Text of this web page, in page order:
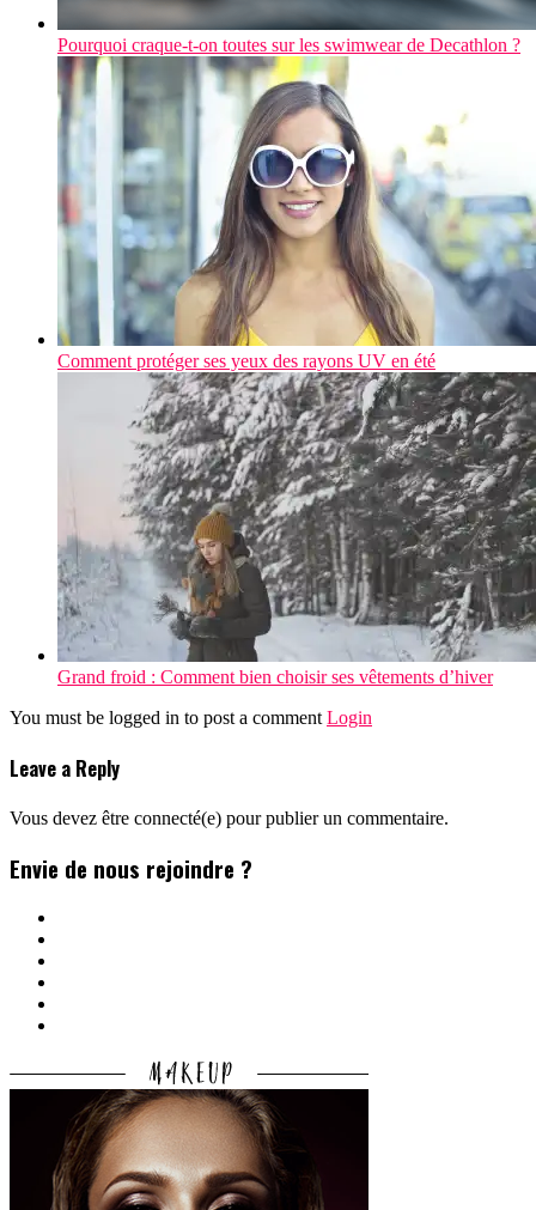
Pourquoi craque-t-on toutes sur les swimwear de Decathlon ?
Comment protéger ses yeux des rayons UV en été
Grand froid : Comment bien choisir ses vêtements d’hiver
You must be logged in to post a comment Login
Leave a Reply
Vous devez être connecté(e) pour publier un commentaire.
Envie de nous rejoindre ?